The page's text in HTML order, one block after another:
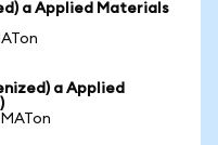
a Applied Materials
a Applied